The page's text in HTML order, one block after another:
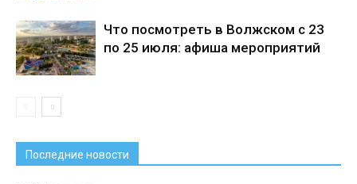
Что посмотреть в Волжском с 23
по 25 июля: афиша мероприятий
Последние новости